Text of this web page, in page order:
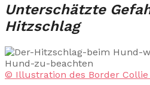
Unterschätzte
Hitzschlag
© Illustration des Border Collie